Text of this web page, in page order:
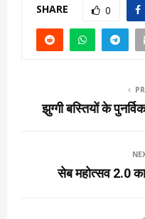
SHARE 0
झुग्गी बस्तियों के
सेब महोत्सव 2.0